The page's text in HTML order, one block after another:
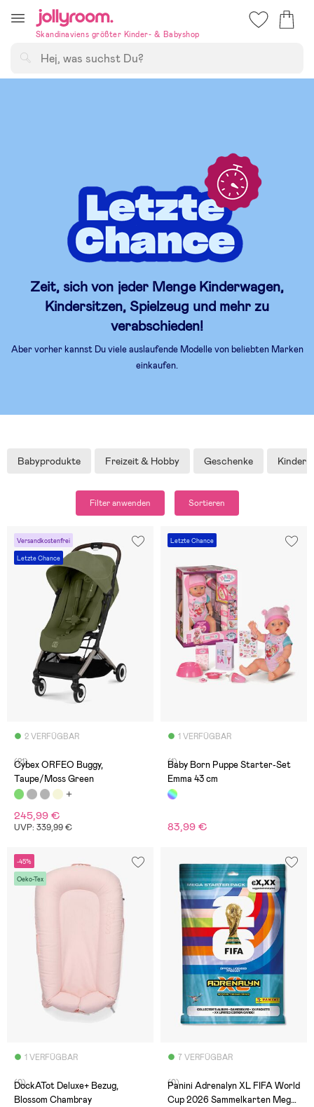
till
innehålletSkandinaviens größter Kinder- & Babyshop
Zeit, sich von jeder Menge Kinderwagen,
Kindersitzen, Spielzeug und mehr zu
verabschieden!
Aber vorher kannst Du viele auslaufende Modelle von beliebten Marken
einkaufen.
Babyprodukte Freizeit & Hobby Geschenke
Filter anwenden Sortieren
Versandkostenfrei
Letzte Chance
2 VERFÜGBAR
(21)
Cybex ORFEO Buggy,
Taupe/Moss Green
245,99 €
UVP: 339,99 €
Letzte Chance
1 VERFÜGBAR
(1)
Baby Born Puppe Starter-Set
Emma 43 cm
83,99 €
-45%
Oeko-Tex
1 VERFÜGBAR
(0)
DockATot Deluxe+ Bezug,
Blossom Chambray
7 VERFÜGBAR
(0)
Panini Adrenalyn XL FIFA World
Cup 2026 Sammelkarten Mega